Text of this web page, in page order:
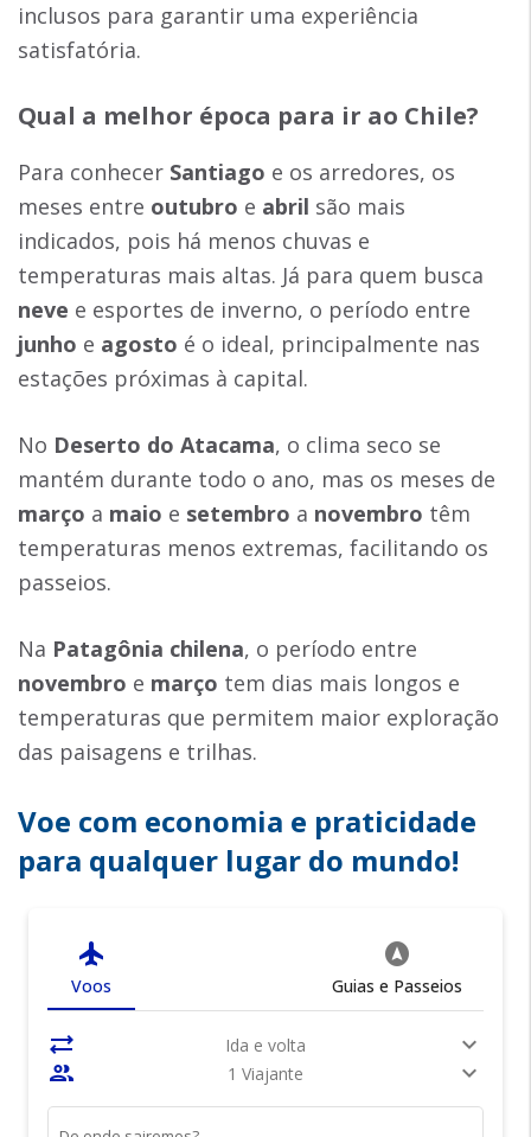
inclusos para garantir uma experiência
satisfatória.
Qual a melhor época para ir ao Chile?
Para conhecer Santiago e os arredores, os
meses entre outubro e abril são mais
indicados, pois há menos chuvas e
temperaturas mais altas. Já para quem busca
neve e esportes de inverno, o período entre
junho e agosto é o ideal, principalmente nas
estações próximas à capital.
No Deserto do Atacama, o clima seco se
mantém durante todo o ano, mas os meses de
março a maio e setembro a novembro têm
temperaturas menos extremas, facilitando os
passeios.
Na Patagônia chilena, o período entre
novembro e março tem dias mais longos e
temperaturas que permitem maior exploração
das paisagens e trilhas.
Voe com economia e praticidade
para qualquer lugar do mundo!
flight
Voos
assistant_navigation
Guias e Passeios
sync_alt Ida e volta
expand_more
people
1 Viajante expand_more